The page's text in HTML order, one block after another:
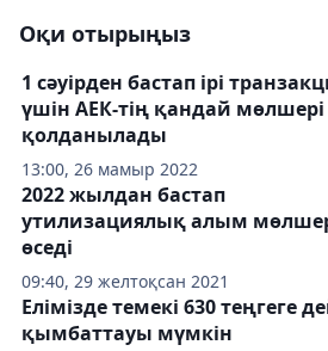
Оқи отырыңыз
13:00, 26 мамыр 2022
1 сәуірден бастап ірі
үшін АЕК-тің қандай мөлшері
қолданылады
09:40, 29 желтоқсан 2021
2022 жылдан бастап
утилизациялық алым
өседі
Елімізде темекі 630 теңгеге
қымбаттауы мүмкін